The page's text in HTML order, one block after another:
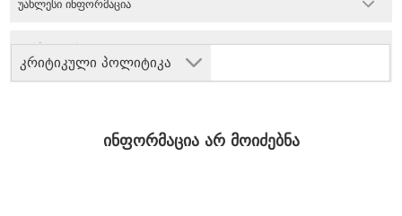
კრიტიკული პოლიტიკა
უახლესი ინფორმაცია
ინფორმაცია არ მოიძებნა